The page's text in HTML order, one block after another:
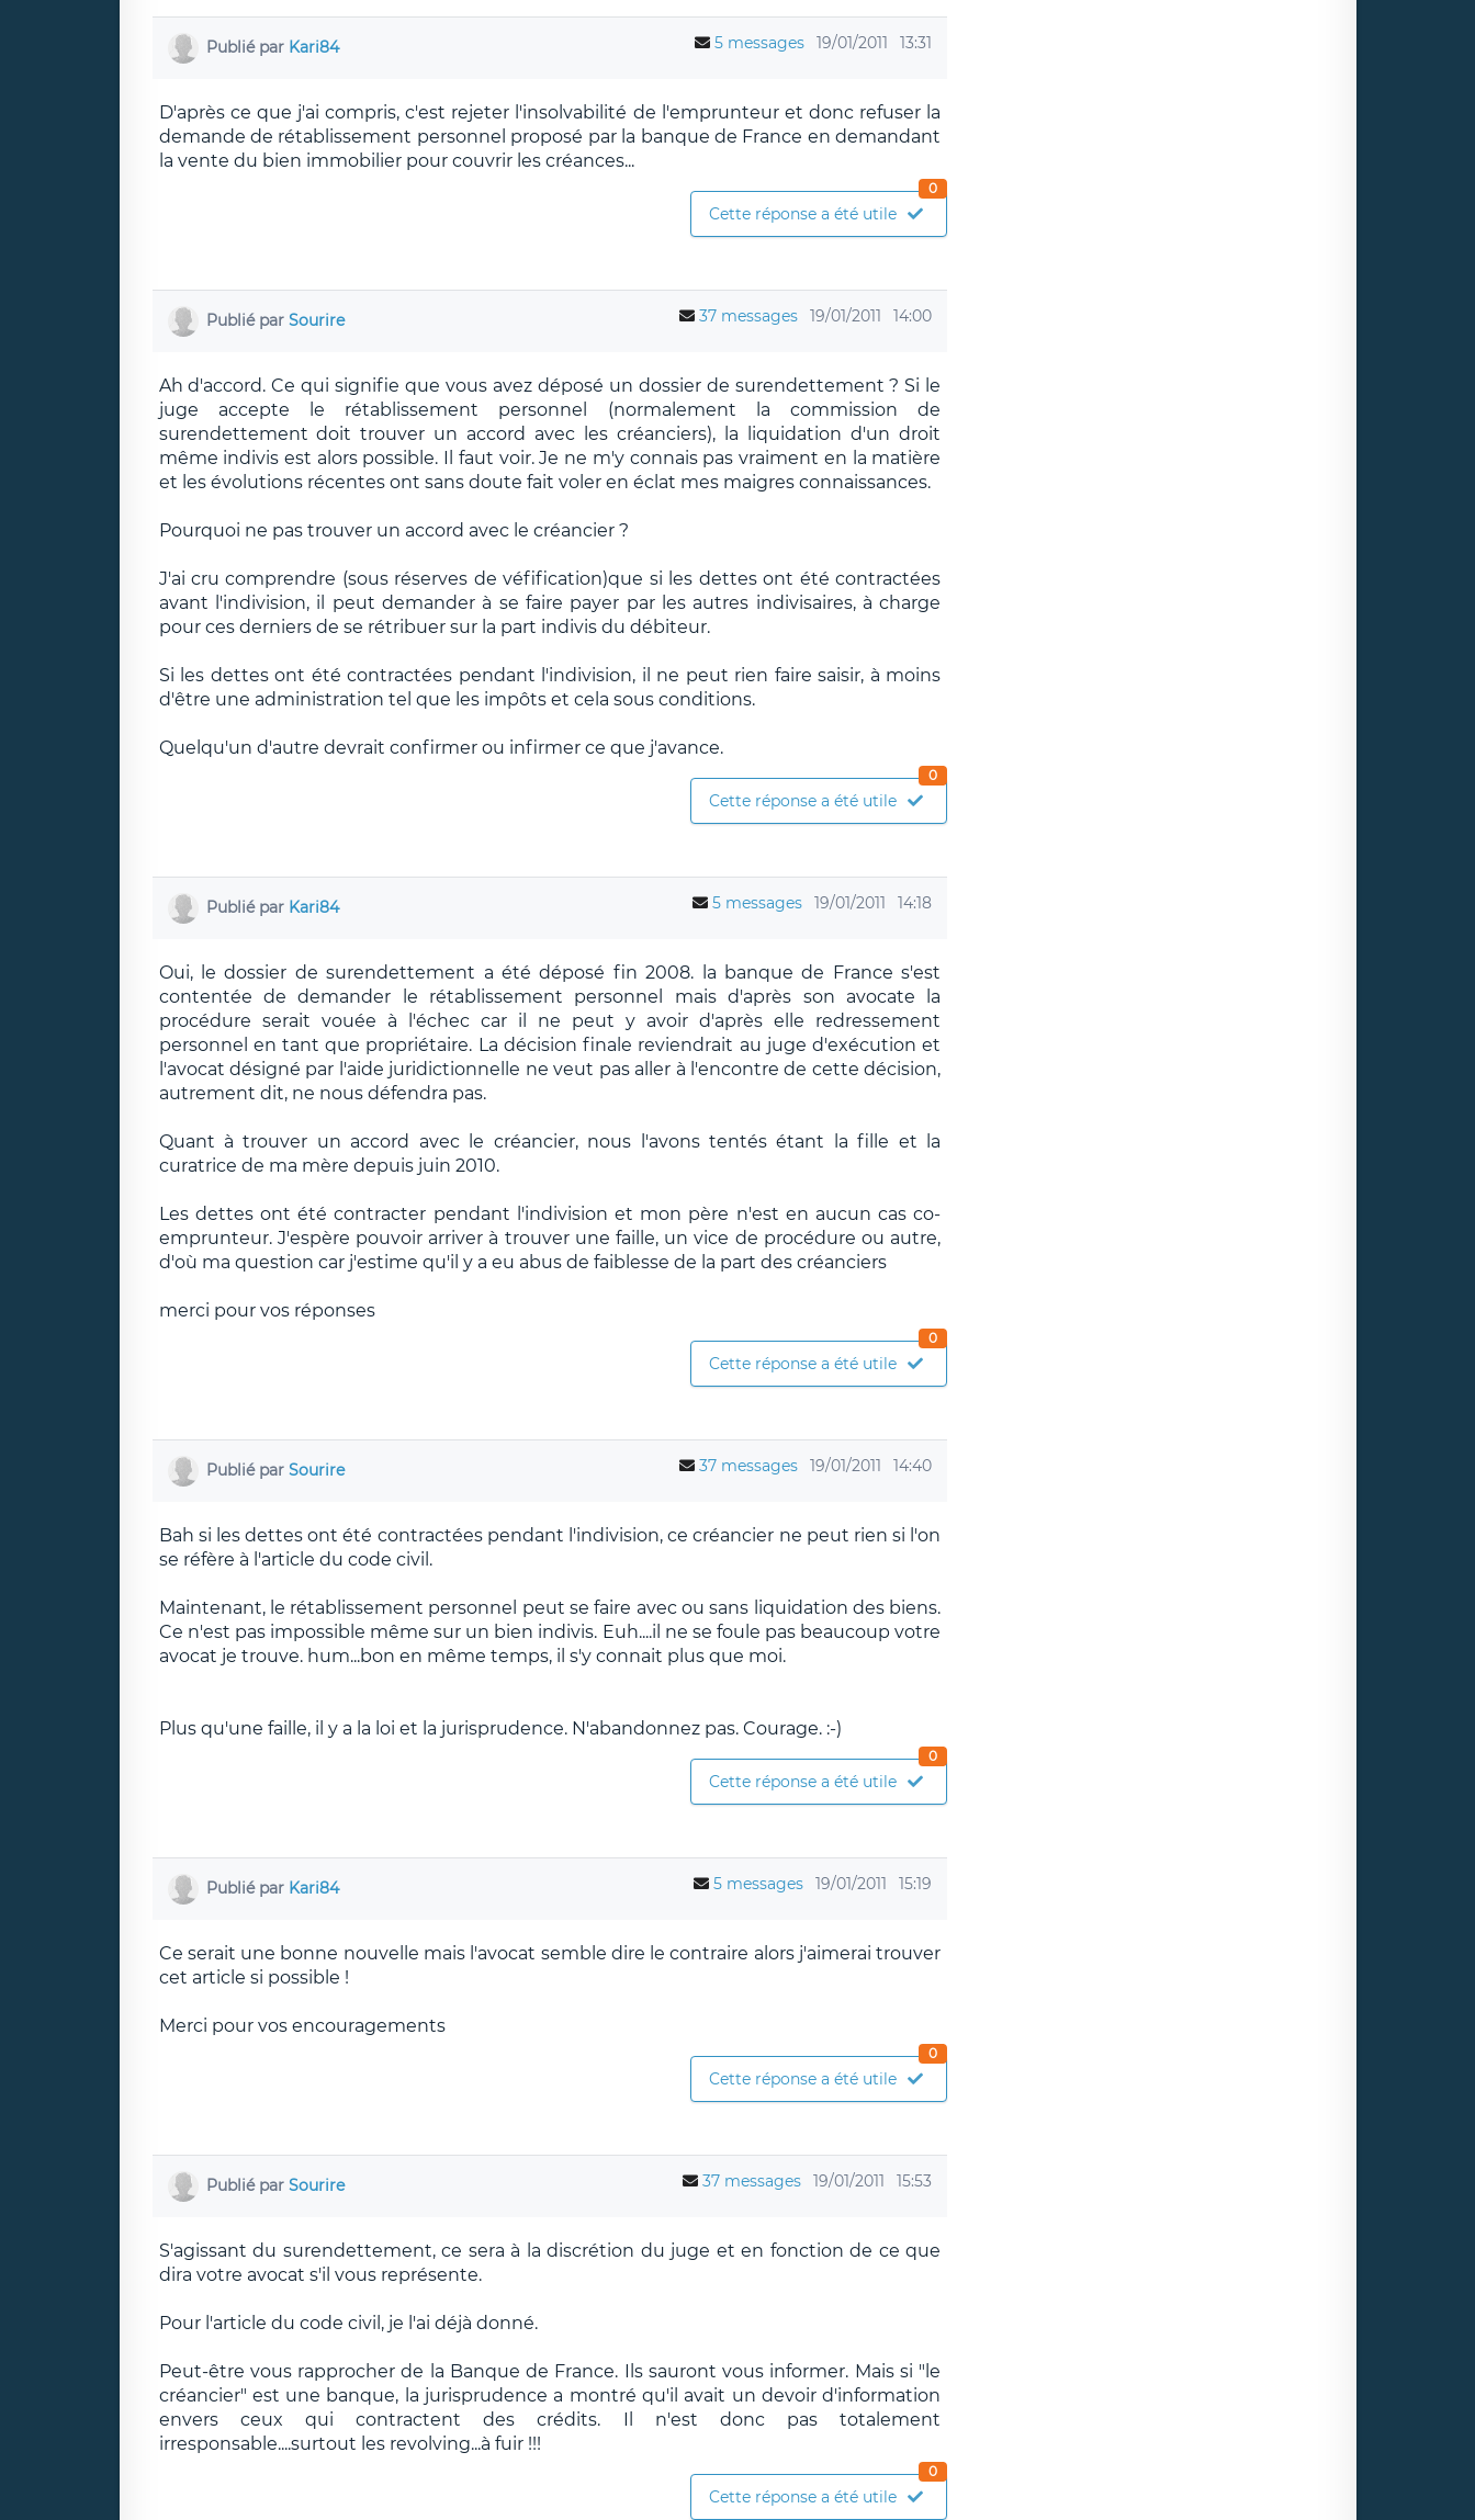
Publié par Kari84 5 messages 19/01/2011 13:31
D'après ce que j'ai compris, c'est rejeter l'insolvabilité de l'emprunteur et donc refuser la
demande de rétablissement personnel proposé par la banque de France en demandant
la vente du bien immobilier pour couvrir les créances...
Cette réponse a été utile
0
Publié par Sourire 37 messages 19/01/2011 14:00
Ah d'accord. Ce qui signifie que vous avez déposé un dossier de surendettement ? Si le
juge accepte le rétablissement personnel (normalement la commission de
surendettement doit trouver un accord avec les créanciers), la liquidation d'un droit
même indivis est alors possible. Il faut voir. Je ne m'y connais pas vraiment en la matière
et les évolutions récentes ont sans doute fait voler en éclat mes maigres connaissances.
Pourquoi ne pas trouver un accord avec le créancier ?
J'ai cru comprendre (sous réserves de véfification)que si les dettes ont été contractées
avant l'indivision, il peut demander à se faire payer par les autres indivisaires, à charge
pour ces derniers de se rétribuer sur la part indivis du débiteur.
Si les dettes ont été contractées pendant l'indivision, il ne peut rien faire saisir, à moins
d'être une administration tel que les impôts et cela sous conditions.
Quelqu'un d'autre devrait confirmer ou infirmer ce que j'avance.
Cette réponse a été utile
0
Publié par Kari84 5 messages 19/01/2011 14:18
Oui, le dossier de surendettement a été déposé fin 2008. la banque de France s'est
contentée de demander le rétablissement personnel mais d'après son avocate la
procédure serait vouée à l'échec car il ne peut y avoir d'après elle redressement
personnel en tant que propriétaire. La décision finale reviendrait au juge d'exécution et
l'avocat désigné par l'aide juridictionnelle ne veut pas aller à l'encontre de cette décision,
autrement dit, ne nous défendra pas.
Quant à trouver un accord avec le créancier, nous l'avons tentés étant la fille et la
curatrice de ma mère depuis juin 2010.
Les dettes ont été contracter pendant l'indivision et mon père n'est en aucun cas co-
emprunteur. J'espère pouvoir arriver à trouver une faille, un vice de procédure ou autre,
d'où ma question car j'estime qu'il y a eu abus de faiblesse de la part des créanciers
merci pour vos réponses
Cette réponse a été utile
0
Publié par Sourire 37 messages 19/01/2011 14:40
Bah si les dettes ont été contractées pendant l'indivision, ce créancier ne peut rien si l'on
se réfère à l'article du code civil.
Maintenant, le rétablissement personnel peut se faire avec ou sans liquidation des biens.
Ce n'est pas impossible même sur un bien indivis. Euh....il ne se foule pas beaucoup votre
avocat je trouve. hum...bon en même temps, il s'y connait plus que moi.
Plus qu'une faille, il y a la loi et la jurisprudence. N'abandonnez pas. Courage. :-)
Cette réponse a été utile
0
Publié par Kari84 5 messages 19/01/2011 15:19
Ce serait une bonne nouvelle mais l'avocat semble dire le contraire alors j'aimerai trouver
cet article si possible !
Merci pour vos encouragements
Cette réponse a été utile
0
Publié par Sourire 37 messages 19/01/2011 15:53
S'agissant du surendettement, ce sera à la discrétion du juge et en fonction de ce que
dira votre avocat s'il vous représente.
Pour l'article du code civil, je l'ai déjà donné.
Peut-être vous rapprocher de la Banque de France. Ils sauront vous informer. Mais si "le
créancier" est une banque, la jurisprudence a montré qu'il avait un devoir d'information
envers ceux qui contractent des crédits. Il n'est donc pas totalement
irresponsable....surtout les revolving...à fuir !!!
Cette réponse a été utile
0